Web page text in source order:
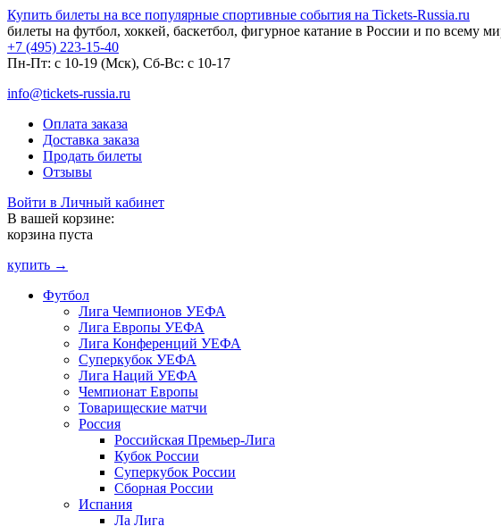
Купить билеты на все популярные спортивные события на Tickets-Russia.ru
билеты на футбол, хоккей, баскетбол, фигурное катание в России и по всему
+7 (495) 223-15-40
Пн-Пт: c 10-19 (Мск), Сб-Вс: с 10-17
info@tickets-russia.ru
Оплата заказа
Доставка заказа
Продать билеты
Отзывы
Войти в Личный кабинет
В вашей корзине:
корзина пуста
купить →
Футбол
Лига Чемпионов УЕФА
Лига Европы УЕФА
Лига Конференций УЕФА
Суперкубок УЕФА
Лига Наций УЕФА
Чемпионат Европы
Товарищеские матчи
Россия
Российская Премьер-Лига
Кубок России
Суперкубок России
Сборная России
Испания
Ла Лига